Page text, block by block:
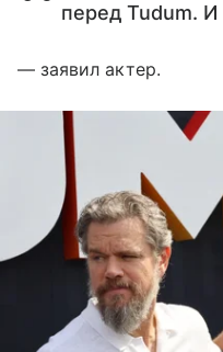
перед Tudum.
— заявил актер.